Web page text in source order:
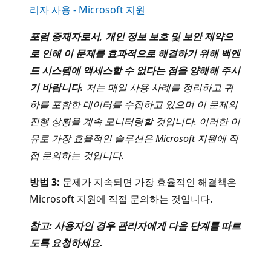
리자 사용 - Microsoft 지원
포럼 중재자로서, 개인 정보 보호 및 보안 제약으
로 인해 이 문제를 효과적으로 해결하기 위해 백엔
드 시스템에 액세스할 수 없다는 점을 양해해 주시
기 바랍니다. 저는 매일 사용 사례를 정리하고 귀
하를 포함한 데이터를 수집하고 있으며 이 문제의
진행 상황을 계속 모니터링할 것입니다. 이러한 이
유로 가장 효율적인 솔루션은 Microsoft 지원에 직
접 문의하는 것입니다.
방법 3: 문제가 지속되면 가장 효율적인 해결책은
Microsoft 지원에 직접 문의하는 것입니다.
참고: 사용자인 경우 관리자에게 다음 단계를 따르
도록 요청하세요.